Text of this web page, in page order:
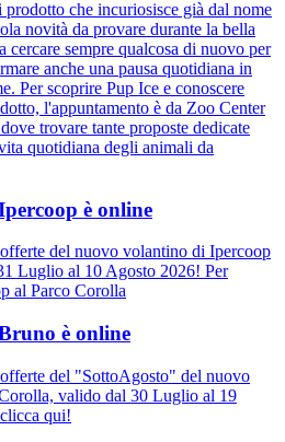
che incuriosisce già dal nome
novità da provare durante la bella
cercare sempre qualcosa di nuovo per
anche una pausa quotidiana in
Per scoprire Pup Ice e conoscere
l'appuntamento è da Zoo Center
trovare tante proposte dedicate
quotidiana degli animali da
è online
del nuovo volantino di Ipercoop
Luglio al 10 Agosto 2026! Per
al Parco Corolla
è online
del "SottoAgosto" del nuovo
valido dal 30 Luglio al 19
qui!